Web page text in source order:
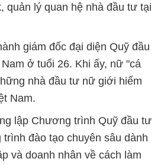
quản lý quan hệ nhà đầu tư tại
giám đốc đại diện Quỹ đầu
ở tuổi 26. Khi ấy, nữ "cá
nhà đầu tư nữ giới hiếm
Nam.
lập Chương trình Quỹ đầu tư
đào tạo chuyên sâu dành
và doanh nhân về cách làm